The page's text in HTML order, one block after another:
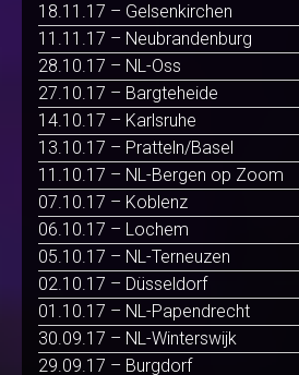
18.11.17 – Gelsenkirchen
11.11.17 – Neubrandenburg
28.10.17 – NL-Oss
27.10.17 – Bargteheide
14.10.17 – Karlsruhe
13.10.17 – Pratteln/Basel
11.10.17 – NL-Bergen op Zoom
07.10.17 – Koblenz
06.10.17 – Lochem
05.10.17 – NL-Terneuzen
02.10.17 – Düsseldorf
01.10.17 – NL-Papendrecht
30.09.17 – NL-Winterswijk
29.09.17 – Burgdorf